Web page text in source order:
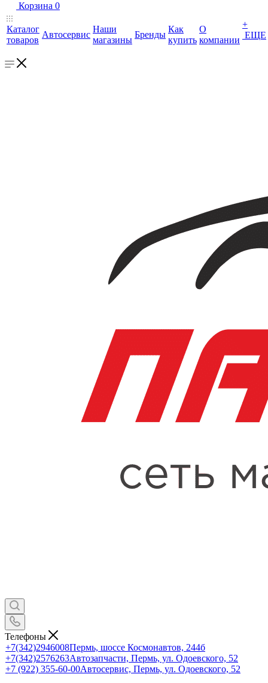
Корзина 0
Каталог
товаров
Автосервис
Наши
магазины
Бренды
Как
купить
О
компании
+
ЕЩЕ
Телефоны
+7(342)2946008Пермь, шоссе Космонавтов, 244б
+7(342)2576263Автозапчасти, Пермь, ул. Одоевского, 52
+7 (922) 355-60-00Автосервис, Пермь, ул. Одоевского, 52